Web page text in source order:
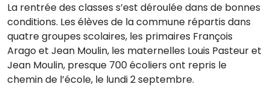
La rentrée des classes s’est déroulée dans de bonnes
conditions. Les élèves de la commune répartis dans
quatre groupes scolaires, les primaires François
Arago et Jean Moulin, les maternelles Louis Pasteur et
Jean Moulin, presque 700 écoliers ont repris le
chemin de l’école, le lundi 2 septembre.